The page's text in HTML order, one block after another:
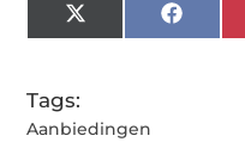
X
(Twitter)
Tags:
Aanbiedingen